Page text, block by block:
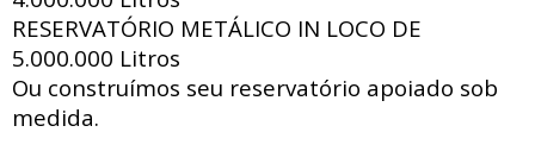
RESERVATÓRIO METÁLICO IN LOCO DE
5.000.000 Litros
Ou construímos seu reservatório apoiado sob
medida.